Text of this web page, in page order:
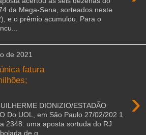
da Mega-Sena, sorteados neste
e o prêmio acumulou. Para o
de 2021
fatura
›
DIONíZIO/ESTADÃO
Do UOL, em São Paulo 27/02/202 1
2348: uma aposta sortuda do RJ
de q...